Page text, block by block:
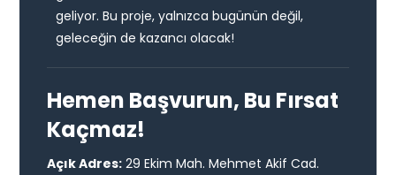
geliyor. Bu proje, yalnızca bugünün değil,
geleceğin de kazancı olacak!
Hemen Başvurun, Bu Fırsat
Kaçmaz!
Açık Adres: 29 Ekim Mah. Mehmet Akif Cad.